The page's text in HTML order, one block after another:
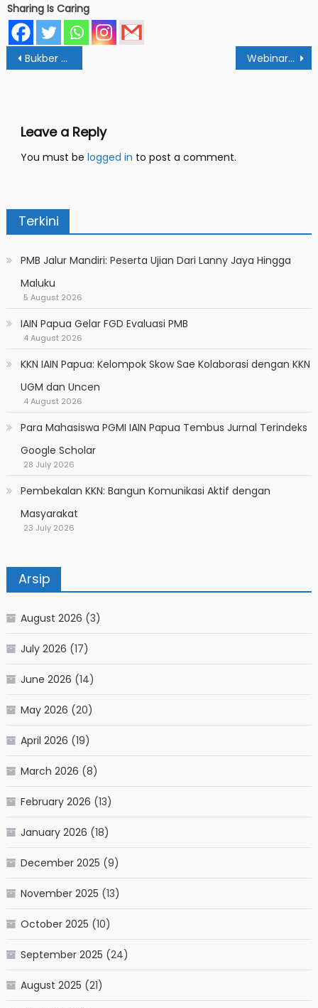
Sharing Is Caring
Post
navigation
Bukber HMPS MPI: Tebar Kebahagiaan di Bulan Ramadhan Webinar Prodi HTN: Bawaslu Butuh Dukungan Mahasiswa untuk Pemilu yang Benar
Leave a Reply
You must be logged in to post a comment.
Terkini
PMB Jalur Mandiri: Peserta Ujian Dari Lanny Jaya Hingga
Maluku
5 August 2026
IAIN Papua Gelar FGD Evaluasi PMB
4 August 2026
KKN IAIN Papua: Kelompok Skow Sae Kolaborasi dengan KKN
UGM dan Uncen
4 August 2026
Para Mahasiswa PGMI IAIN Papua Tembus Jurnal Terindeks
Google Scholar
28 July 2026
Pembekalan KKN: Bangun Komunikasi Aktif dengan
Masyarakat
23 July 2026
Arsip
August 2026 (3)
July 2026 (17)
June 2026 (14)
May 2026 (20)
April 2026 (19)
March 2026 (8)
February 2026 (13)
January 2026 (18)
December 2025 (9)
November 2025 (13)
October 2025 (10)
September 2025 (24)
August 2025 (21)